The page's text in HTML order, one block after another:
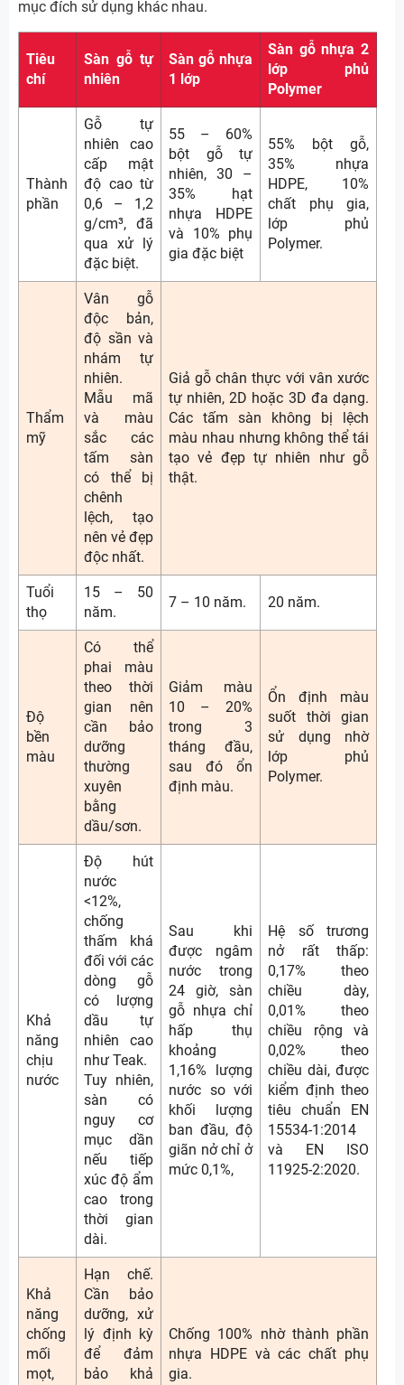
mục đích sử dụng khác nhau.
Tiêu
chí
Sàn gỗ tự
nhiên
Sàn gỗ nhựa
1 lớp
Sàn gỗ nhựa 2
lớp phủ
Polymer
Thành
phần
Gỗ tự
nhiên cao
cấp mật
độ cao từ
0,6 – 1,2
g/cm³, đã
qua xử lý
đặc biệt.
55 – 60%
bột gỗ tự
nhiên, 30 –
35% hạt
nhựa HDPE
và 10% phụ
gia đặc biệt
55% bột gỗ,
35% nhựa
HDPE, 10%
chất phụ gia,
lớp phủ
Polymer.
Thẩm
mỹ
Vân gỗ
độc bản,
độ sần và
nhám tự
nhiên.
Mẫu mã
và màu
sắc các
tấm sàn
có thể bị
chênh
lệch, tạo
nên vẻ đẹp
độc nhất.
Giả gỗ chân thực với vân xước
tự nhiên, 2D hoặc 3D đa dạng.
Các tấm sàn không bị lệch
màu nhau nhưng không thể tái
tạo vẻ đẹp tự nhiên như gỗ
thật.
Tuổi
thọ
15 – 50
năm.
7 – 10 năm. 20 năm.
Độ
bền
màu
Có thể
phai màu
theo thời
gian nên
cần bảo
dưỡng
thường
xuyên
bằng
dầu/sơn.
Giảm màu
10 – 20%
trong 3
tháng đầu,
sau đó ổn
định màu.
Ổn định màu
suốt thời gian
sử dụng nhờ
lớp phủ
Polymer.
Khả
năng
chịu
nước
Độ hút
nước
<12%,
chống
thấm khá
đối với các
dòng gỗ
có lượng
dầu tự
nhiên cao
như Teak.
Tuy nhiên,
sàn có
nguy cơ
mục dần
nếu tiếp
xúc độ ẩm
cao trong
thời gian
dài.
Sau khi
được ngâm
nước trong
24 giờ, sàn
gỗ nhựa chỉ
hấp thụ
khoảng
1,16% lượng
nước so với
khối lượng
ban đầu, độ
giãn nở chỉ ở
mức 0,1%,
Hệ số trương
nở rất thấp:
0,17% theo
chiều dày,
0,01% theo
chiều rộng và
0,02% theo
chiều dài, được
kiểm định theo
tiêu chuẩn EN
15534-1:2014
và EN ISO
11925-2:2020.
Khả
năng
chống
mối
mọt,
Hạn chế.
Cần bảo
dưỡng, xử
lý định kỳ
để đảm
bảo khả
Chống 100% nhờ thành phần
nhựa HDPE và các chất phụ
gia.